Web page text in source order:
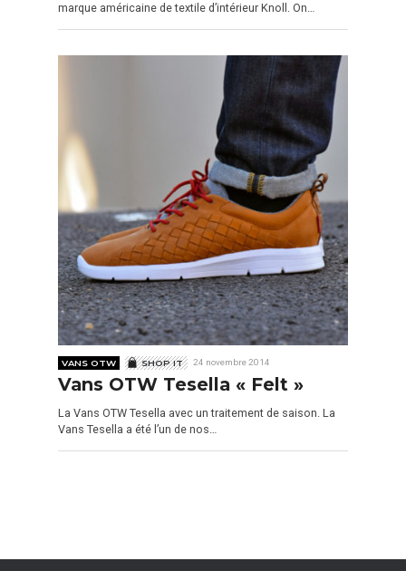
marque américaine de textile d’intérieur Knoll. On…
VANS OTW SHOP IT 24 novembre 2014
Vans OTW Tesella « Felt »
La Vans OTW Tesella avec un traitement de saison. La
Vans Tesella a été l’un de nos…